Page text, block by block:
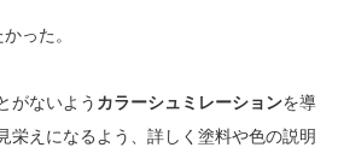
った。
がないよう カラーシュミレーションを導
栄えになるよう、詳しく塗料や色の説明